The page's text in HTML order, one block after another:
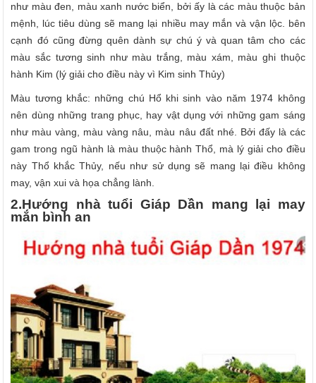
như màu đen, màu xanh nước biển, bởi ấy là các màu thuộc bản
mệnh, lúc tiêu dùng sẽ mang lại nhiều may mắn và vận lộc. bên
cạnh đó cũng đừng quên dành sự chú ý và quan tâm cho các
màu sắc tương sinh như màu trắng, màu xám, màu ghi thuộc
hành Kim (lý giải cho điều này vì Kim sinh Thủy)
Màu tương khắc: những chú Hổ khi sinh vào năm 1974 không
nên dùng những trang phục, hay vật dụng với những gam sáng
như màu vàng, màu vàng nâu, màu nâu đất nhé. Bởi đấy là các
gam trong ngũ hành là màu thuộc hành Thổ, mà lý giải cho điều
này Thổ khắc Thủy, nếu như sử dụng sẽ mang lại điều không
may, vận xui và họa chẳng lành.
2.Hướng nhàtuổi Giáp Dần mang lại may
mắn bình an